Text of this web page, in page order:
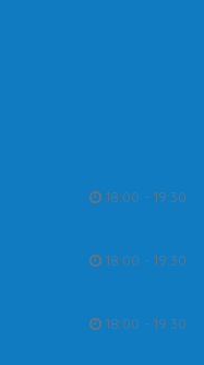
18:00 - 19:30
18:00 - 19:30
18:00 - 19:30